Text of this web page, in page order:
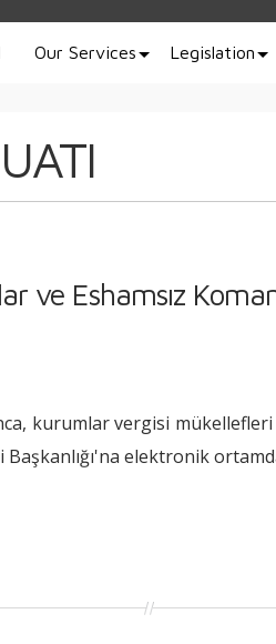
Our Services Legislation
ve Eshamsız
kurumlar vergisi
elektronik